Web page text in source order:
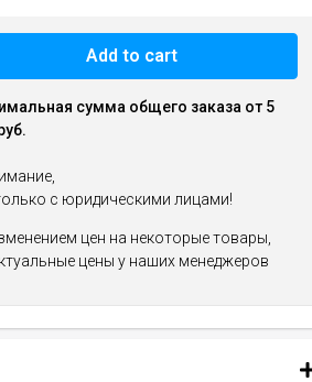
Add to cart
сумма общего заказа от 5
с юридическими лицами!
цен на некоторые товары,
цены у наших менеджеров